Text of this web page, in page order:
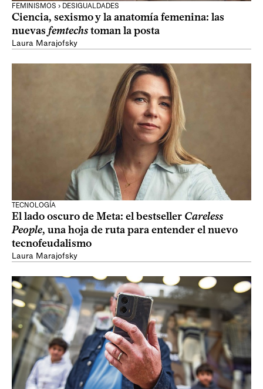
FEMINISMOS › DESIGUALDADES
Ciencia, sexismo y la anatomía femenina: las
nuevas femtechstoman la posta
Laura Marajofsky
TECNOLOGÍA
El lado oscuro de Meta: el bestseller Careless
People, una hoja de ruta para entender el nuevo
tecnofeudalismo
Laura Marajofsky